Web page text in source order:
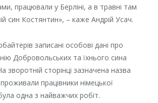
працювали у Берліні, а в травні там
син Костянтин», – каже Андрій Усач.
записані особові дані про
Добровольських та їхнього сина
зворотній сторінці зазначена назва
працівники німецької
одна з найважчих робіт.